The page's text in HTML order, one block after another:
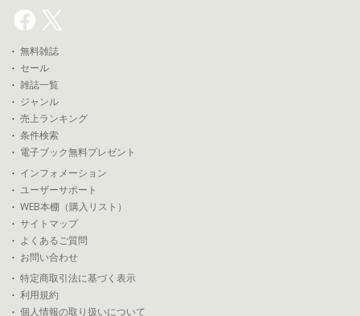
無料雑誌
セール
雑誌一覧
ジャンル
売上ランキング
条件検索
電子ブック無料プレゼント
インフォメーション
ユーザーサポート
WEB本棚（購入リスト）
サイトマップ
よくあるご質問
お問い合わせ
特定商取引法に基づく表示
利用規約
個人情報の取り扱いについて